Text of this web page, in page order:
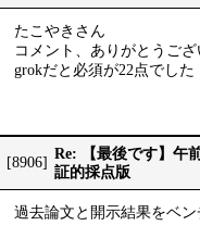
たこやきさん
コメント、ありがとうござ
grokだと必須が22点でした
[8906]
Re: 【最後です】午
証的採点版
過去論文と開示結果をベ